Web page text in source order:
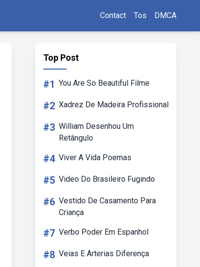
Contact Tos DMCA
Top Post
#1 You Are So Beautiful Filme
#2 Xadrez De Madeira Profissional
#3 William Desenhou Um
Retângulo
#4 Viver A Vida Poemas
#5 Video Do Brasileiro Fugindo
#6 Vestido De Casamento Para
Criança
#7 Verbo Poder Em Espanhol
#8 Veias E Arterias Diferença